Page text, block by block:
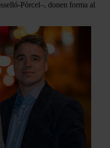
Pòrcel–, donen forma al